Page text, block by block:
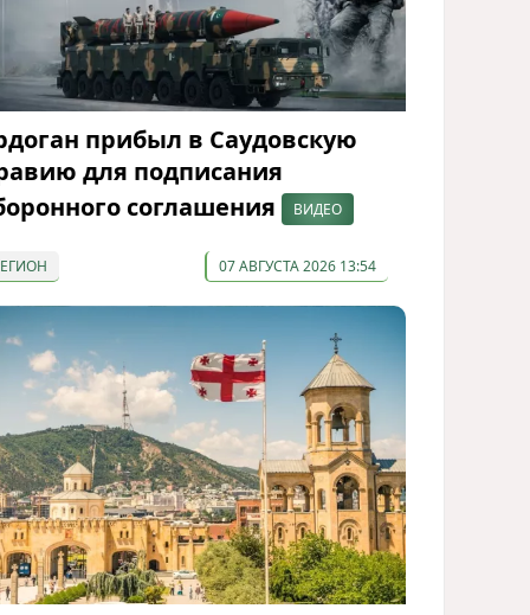
прибыл в Саудовскую
для подписания
соглашения
ВИДЕО
07 АВГУСТА 2026 13:54